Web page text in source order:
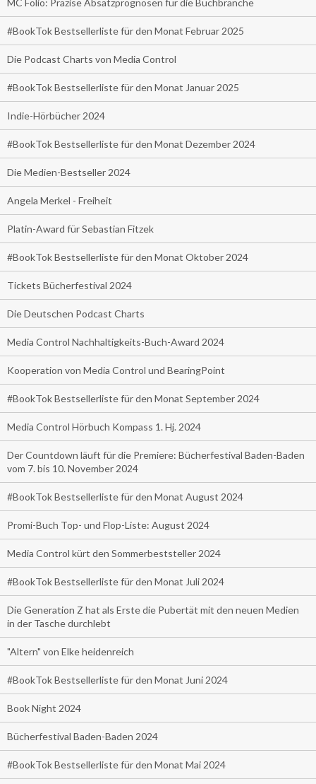
MC Folio: Präzise Absatzprognosen für die Buchbranche
#BookTok Bestsellerliste für den Monat Februar 2025
Die Podcast Charts von Media Control
#BookTok Bestsellerliste für den Monat Januar 2025
Indie-Hörbücher 2024
#BookTok Bestsellerliste für den Monat Dezember 2024
Die Medien-Bestseller 2024
Angela Merkel - Freiheit
Platin-Award für Sebastian Fitzek
#BookTok Bestsellerliste für den Monat Oktober 2024
Tickets Bücherfestival 2024
Die Deutschen Podcast Charts
Media Control Nachhaltigkeits-Buch-Award 2024
Kooperation von Media Control und BearingPoint
#BookTok Bestsellerliste für den Monat September 2024
Media Control Hörbuch Kompass 1. Hj. 2024
Der Countdown läuft für die Premiere: Bücherfestival Baden-Baden
vom 7. bis 10. November 2024
#BookTok Bestsellerliste für den Monat August 2024
Promi-Buch Top- und Flop-Liste: August 2024
Media Control kürt den Sommerbeststeller 2024
#BookTok Bestsellerliste für den Monat Juli 2024
Die Generation Z hat als Erste die Pubertät mit den neuen Medien
in der Tasche durchlebt
"Altern" von Elke heidenreich
#BookTok Bestsellerliste für den Monat Juni 2024
Book Night 2024
Bücherfestival Baden-Baden 2024
#BookTok Bestsellerliste für den Monat Mai 2024